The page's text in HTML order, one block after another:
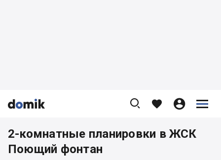


    


2-комнатные планировки в ЖСК
Поющий фонтан